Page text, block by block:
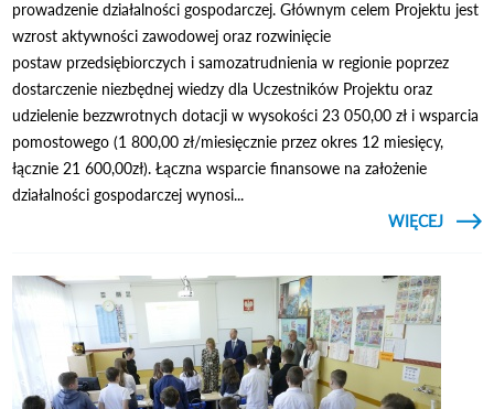
prowadzenie działalności gospodarczej. Głównym celem Projektu jest
wzrost aktywności zawodowej oraz rozwinięcie
postaw przedsiębiorczych i samozatrudnienia w regionie poprzez
dostarczenie niezbędnej wiedzy dla Uczestników Projektu oraz
udzielenie bezzwrotnych dotacji w wysokości 23 050,00 zł i wsparcia
pomostowego (1 800,00 zł/miesięcznie przez okres 12 miesięcy,
łącznie 21 600,00zł). Łączna wsparcie finansowe na założenie
działalności gospodarczej wynosi...
CZYTAJ
WIĘCEJ